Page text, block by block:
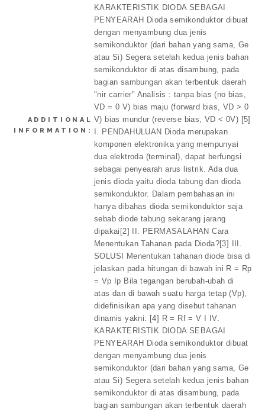
ADDITIONAL
INFORMATION:
KARAKTERISTIK DIODA SEBAGAI
PENYEARAH Dioda semikonduktor dibuat
dengan menyambung dua jenis
semikonduktor (dari bahan yang sama, Ge
atau Si) Segera setelah kedua jenis bahan
semikonduktor di atas disambung, pada
bagian sambungan akan terbentuk daerah
"nir carrier" Analisis : tanpa bias (no bias,
VD = 0 V) bias maju (forward bias, VD > 0
V) bias mundur (reverse bias, VD < 0V) [5]
I. PENDAHULUAN Dioda merupakan
komponen elektronika yang mempunyai
dua elektroda (terminal), dapat berfungsi
sebagai penyearah arus listrik. Ada dua
jenis dioda yaitu dioda tabung dan dioda
semikonduktor. Dalam pembahasan ini
hanya dibahas dioda semikonduktor saja
sebab diode tabung sekarang jarang
dipakai[2] II. PERMASALAHAN Cara
Menentukan Tahanan pada Dioda?[3] III.
SOLUSI Menentukan tahanan diode bisa di
jelaskan pada hitungan di bawah ini R = Rp
= Vp Ip Bila tegangan berubah-ubah di
atas dan di bawah suatu harga tetap (Vp),
didefinisikan apa yang disebut tahanan
dinamis yakni: [4] R = Rf = V I IV.
KARAKTERISTIK DIODA SEBAGAI
PENYEARAH Dioda semikonduktor dibuat
dengan menyambung dua jenis
semikonduktor (dari bahan yang sama, Ge
atau Si) Segera setelah kedua jenis bahan
semikonduktor di atas disambung, pada
bagian sambungan akan terbentuk daerah